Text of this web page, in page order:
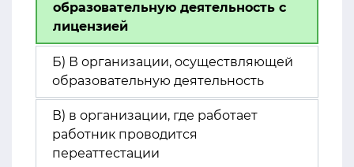
образовательную деятельность с
лицензией
Б) В организации, осуществляющей
образовательную деятельность
В) в организации, где работает
работник проводится
переаттестации